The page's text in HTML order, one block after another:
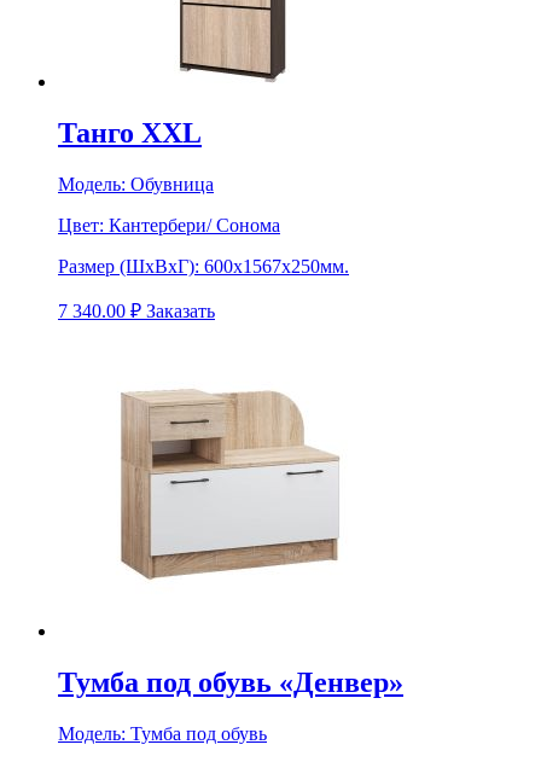
Танго XXL
Модель: Обувница
Цвет: Кантербери/ Сонома
Размер (ШхВхГ): 600х1567х250мм.
7 340.00 ₽ Заказать
Тумба под обувь «Денвер»
Модель: Тумба под обувь